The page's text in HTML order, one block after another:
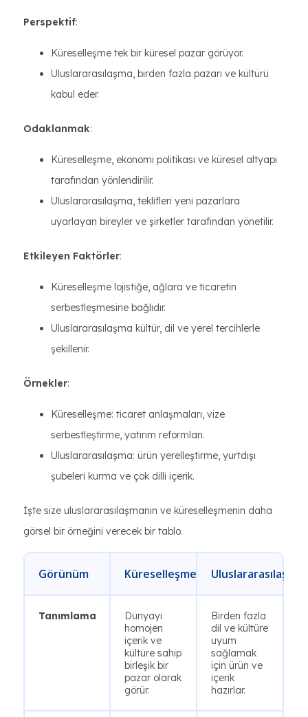
Perspektif:
Küreselleşme tek bir küresel pazar görüyor.
Uluslararasılaşma, birden fazla pazarı ve kültürü
kabul eder.
Odaklanmak:
Küreselleşme, ekonomi politikası ve küresel altyapı
tarafından yönlendirilir.
Uluslararasılaşma, teklifleri yeni pazarlara
uyarlayan bireyler ve şirketler tarafından yönetilir.
Etkileyen Faktörler:
Küreselleşme lojistiğe, ağlara ve ticaretin
serbestleşmesine bağlıdır.
Uluslararasılaşma kültür, dil ve yerel tercihlerle
şekillenir.
Örnekler:
Küreselleşme: ticaret anlaşmaları, vize
serbestleştirme, yatırım reformları.
Uluslararasılaşma: ürün yerelleştirme, yurtdışı
şubeleri kurma ve çok dilli içerik.
İşte size uluslararasılaşmanın ve küreselleşmenin daha
görsel bir örneğini verecek bir tablo.
Görünüm Küreselleşme Uluslararasılaşma
Tanımlama
Dünyayı
homojen
içerik ve
kültüre sahip
birleşik bir
pazar olarak
görür.
Birden fazla
dil ve kültüre
uyum
sağlamak
için ürün ve
içerik
hazırlar.